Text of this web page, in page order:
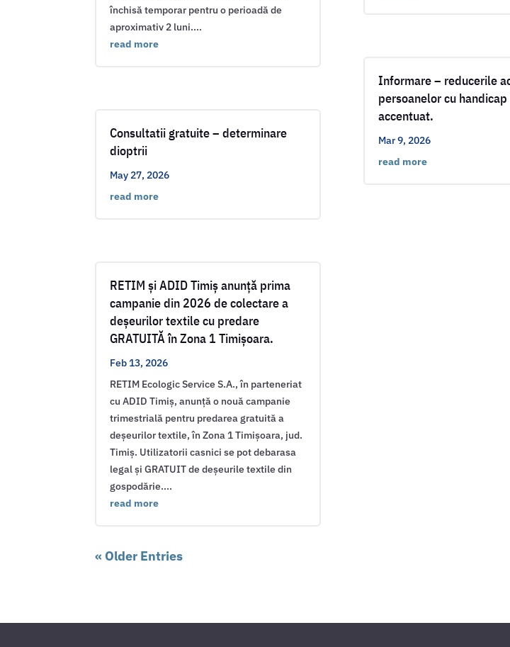
închisă temporar pentru o perioadă de
aproximativ 2 luni....
read more
Consultatii gratuite – determinare
dioptrii
May 27, 2026
read more
RETIM și ADID Timiș anunță prima
campanie din 2026 de colectare a
deșeurilor textile cu predare
GRATUITĂ în Zona 1 Timișoara.
Feb 13, 2026
RETIM Ecologic Service S.A., în parteneriat
cu ADID Timiș, anunță o nouă campanie
trimestrială pentru predarea gratuită a
deșeurilor textile, în Zona 1 Timișoara, jud.
Timiș. Utilizatorii casnici se pot debarasa
legal și GRATUIT de deșeurile textile din
gospodărie....
read more
Informare – reducerile
persoanelor cu handicap
accentuat.
Mar 9, 2026
read more
« Older Entries